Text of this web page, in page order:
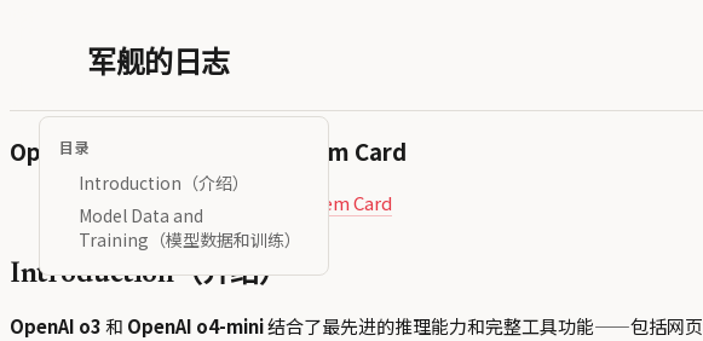
军舰的日志
目录
Introduction（介绍）
Model Data and
Training（模型数据和训练）
OpenAI o3 and o4-mini System Card
OpenAI o3 and o4-mini System Card
Introduction（介绍）
OpenAI o3和 OpenAI o4-mini结合了最先进的推理能力和完整工具功能——包括网